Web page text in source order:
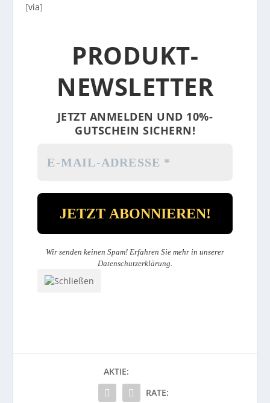
[via]
PRODUKT-
NEWSLETTER
JETZT ANMELDEN UND 10%-
GUTSCHEIN SICHERN!
Wir senden keinen Spam! Erfahren Sie mehr in unserer
Datenschutzerklärung
AKTIE:
RATE: